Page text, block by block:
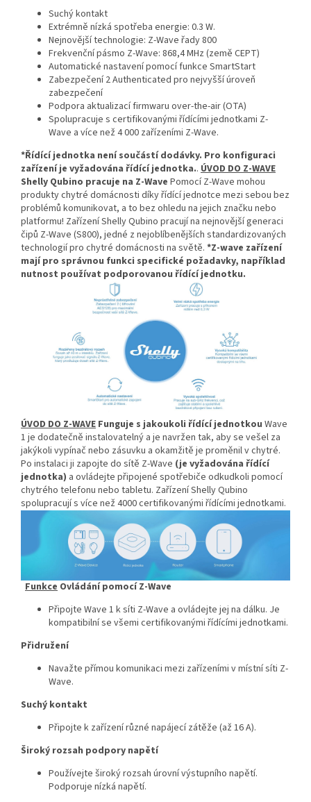
Suchý kontakt
Extrémně nízká spotřeba energie: 0.3 W.
Nejnovější technologie: Z-Wave řady 800
Frekvenční pásmo Z-Wave: 868,4 MHz (země CEPT)
Automatické nastavení pomocí funkce SmartStart
Zabezpečení 2 Authenticated pro nejvyšší úroveň
zabezpečení
Podpora aktualizací firmwaru over-the-air (OTA)
Spolupracuje s certifikovanými řídícími jednotkami Z-
Wave a více než 4 000 zařízeními Z-Wave.
*Řídící jednotka není součástí dodávky. Pro konfiguraci
zařízení je vyžadována řídící jednotka.. ÚVOD DO Z-WAVE
Shelly Qubino pracuje na Z-Wave Pomocí Z-Wave mohou
produkty chytré domácnosti díky řídící jednotce mezi sebou bez
problémů komunikovat, a to bez ohledu na jejich značku nebo
platformu! Zařízení Shelly Qubino pracují na nejnovější generaci
čipů Z-Wave (S800), jedné z nejoblíbenějších standardizovaných
technologií pro chytré domácnosti na světě. *Z-wave zařízení
mají pro správnou funkci specifické požadavky, například
nutnost používat podporovanou řídící jednotku.
ÚVOD DO Z-WAVE Funguje s jakoukoli řídící jednotkou Wave
1 je dodatečně instalovatelný a je navržen tak, aby se vešel za
jakýkoli vypínač nebo zásuvku a okamžitě je proměnil v chytré.
Po instalaci ji zapojte do sítě Z-Wave (je vyžadována řídící
jednotka) a ovládejte připojené spotřebiče odkudkoli pomocí
chytrého telefonu nebo tabletu. Zařízení Shelly Qubino
spolupracují s více než 4000 certifikovanými řídícími jednotkami.
Funkce Ovládání pomocí Z-Wave
Připojte Wave 1 k síti Z-Wave a ovládejte jej na dálku. Je
kompatibilní se všemi certifikovanými řídícími jednotkami.
Přidružení
Navažte přímou komunikaci mezi zařízeními v místní síti Z-
Wave.
Suchý kontakt
Připojte k zařízení různé napájecí zátěže (až 16 A).
Široký rozsah podpory napětí
Používejte široký rozsah úrovní výstupního napětí.
Podporuje nízká napětí.